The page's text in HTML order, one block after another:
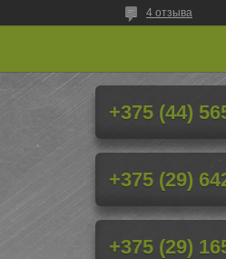
4 отзыва
+375 (44)
+375 (29)
+375 (29)